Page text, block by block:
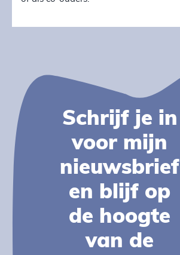
Schrijf je in
voor mijn
nieuwsbrief
en blijf op
de hoogte
van de